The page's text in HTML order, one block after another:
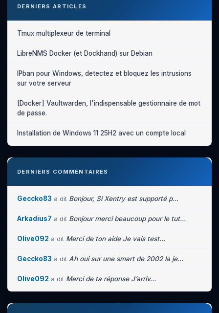
DERNIERS ARTICLES
Tmux multiplexeur de terminal
LibreNMS Docker (et Dockhand) sur Debian
IPban pour Windows, detectez et bloquez les intrusions
sur votre serveur
[Docker] Vaultwarden, l'indispensable gestionnaire de mot
de passe.
Installation de Windows 11 25H2 avec un compte local
DERNIERS COMMENTAIRES
Geccko83 a dit Bonjour, Si Xentry est supporté p...
Arkadius7 a dit Bonjour merci beaucoup pour le tut...
Olive092 a dit Merci de ton aide Je vais test...
Geccko83 a dit Ah oui sur une smart de 2002 la je...
Olive092 a dit Merci de ta réponse J’arriv...